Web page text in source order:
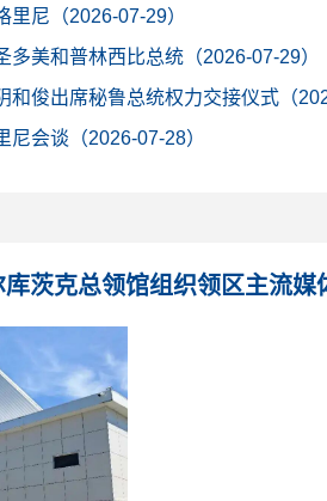
尼（2026-07-29）
美和普林西比总统（2026-07-29）
俊出席秘鲁总统权力交接仪式（
会谈（2026-07-28）
库茨克总领馆组织领区主流媒